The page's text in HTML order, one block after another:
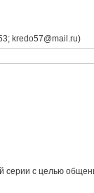
kredo57@mail.ru)
серии с целью